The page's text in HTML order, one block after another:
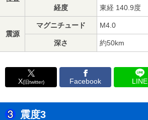
経度 東経 140.9度
震源
マグニチュード M4.0
深さ 約50km
X(旧twitter) Facebook LINE
震度3